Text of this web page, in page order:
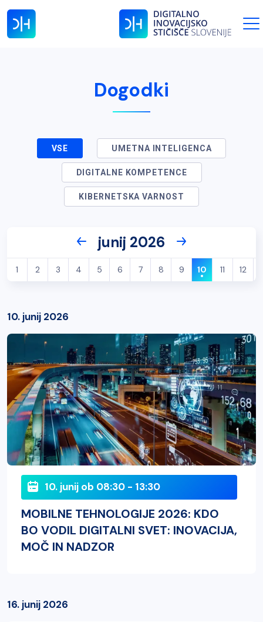
Dogodki
VSE UMETNA INTELIGENCA
DIGITALNE KOMPETENCE
KIBERNETSKA VARNOST
junij 2026
1 2 3 4 5 6 7 8 9 10 11 12
10. junij 2026
10. junij ob 08:30 - 13:30
MOBILNE TEHNOLOGIJE 2026: KDO
BO VODIL DIGITALNI SVET: INOVACIJA,
MOČ IN NADZOR
16. junij 2026